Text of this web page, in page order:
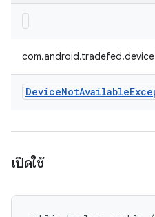
DeviceNotAvailable
เปิดใช้